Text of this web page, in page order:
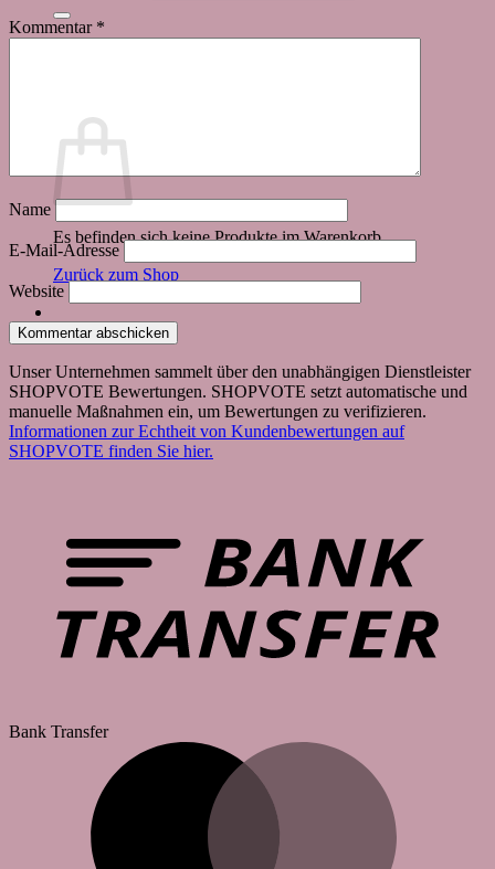
Es befinden sich keine Produkte im Warenkorb.
Zurück zum Shop
Kommentar *
Name
E-Mail-Adresse
Website
Unser Unternehmen sammelt über den unabhängigen Dienstleister
SHOPVOTE Bewertungen. SHOPVOTE setzt automatische und
manuelle Maßnahmen ein, um Bewertungen zu verifizieren.
Informationen zur Echtheit von Kundenbewertungen auf
SHOPVOTE finden Sie hier.
Bank Transfer